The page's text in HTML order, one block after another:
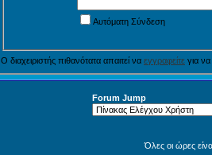
Αυτόματη Σύνδεση
Ο διαχειριστής πιθανότατα απαιτεί να εγγραφείτε για
Forum Jump
Όλες οι ώρες